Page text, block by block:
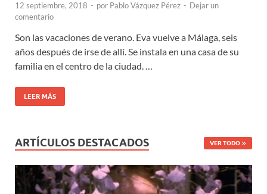
12 septiembre, 2018 - por Pablo Vázquez Pérez - Dejar un
comentario
Son las vacaciones de verano. Eva vuelve a Málaga, seis
años después de irse de allí. Se instala en una casa de su
familia en el centro de la ciudad. …
LEER MÁS
ARTÍCULOS DESTACADOS VER TODO